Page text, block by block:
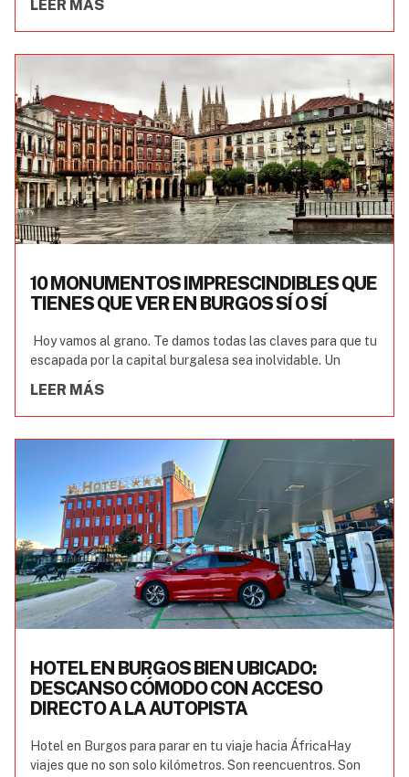
LEER MÁS
10 MONUMENTOS IMPRESCINDIBLES QUE
TIENES QUE VER EN BURGOS SÍ O SÍ
Hoy vamos al grano. Te damos todas las claves para que tu
escapada por la capital burgalesa sea inolvidable. Un
LEER MÁS
HOTEL EN BURGOS BIEN UBICADO:
DESCANSO CÓMODO CON ACCESO
DIRECTO A LA AUTOPISTA
Hotel en Burgos para parar en tu viaje hacia ÁfricaHay
viajes que no son solo kilómetros. Son reencuentros. Son